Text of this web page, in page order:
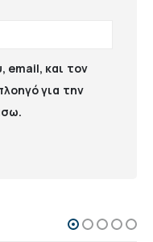
email, και τον
για την